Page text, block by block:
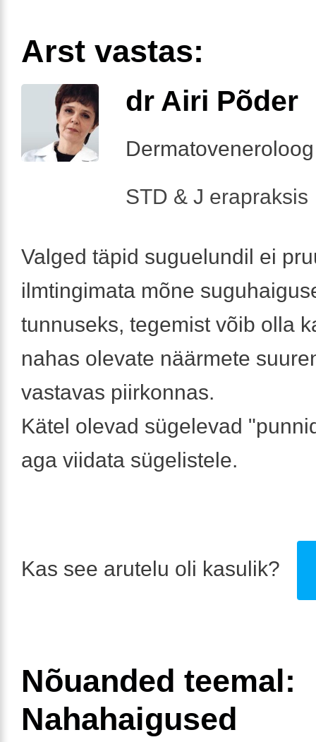
Arst vastas:
dr Airi Põder
Dermatoveneroloog
STD & J erapraksis
Valged täpid suguelundil ei
ilmtingimata mõne
tunnuseks, tegemist võib olla
nahas olevate näärmete
vastavas piirkonnas.
Kätel olevad sügelevad
aga viidata sügelistele.
Kas see arutelu oli kasulik?
Nõuanded teemal:
Nahahaigused